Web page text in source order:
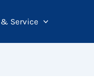
Service